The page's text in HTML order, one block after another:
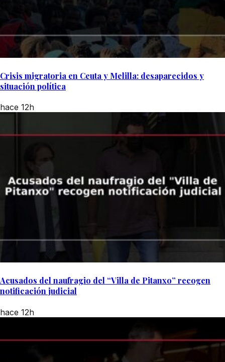
Crisis migratoria en Ceuta y Melilla: desaparecidos y
situación política
hace 12h
Acusados del naufragio del “Villa de Pitanxo” recogen
notificación judicial
hace 12h